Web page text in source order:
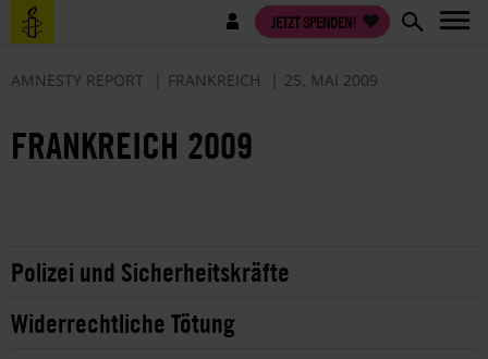
Direkt
zum
Benutzermenü JETZT SPENDEN!
AMNESTY REPORT FRANKREICH 25. MAI 2009
FRANKREICH 2009
Polizei und Sicherheitskräfte
Widerrechtliche Tötung